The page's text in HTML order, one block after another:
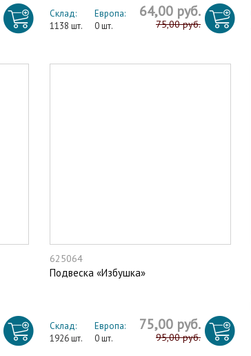
Склад:
1138 шт.
Европа:
0 шт.
64,00 руб.
75,00 руб.
625064
Подвеска «Избушка»
Склад:
1926 шт.
Европа:
0 шт.
75,00 руб.
95,00 руб.